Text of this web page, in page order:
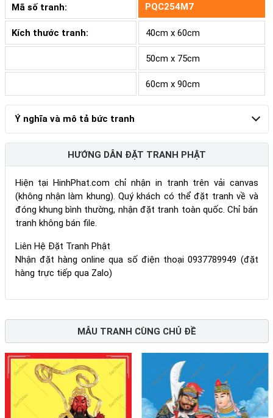
Mã số tranh: PQC254M7
Kích thước tranh: 40cm x 60cm
50cm x 75cm
60cm x 90cm
Ý nghĩa và mô tả bức tranh
HƯỚNG DẪN ĐẶT TRANH PHẬT
Hiện tại HinhPhat.com chỉ nhận in tranh trên vải canvas
(không nhận làm khung). Quý khách có thể đặt tranh về và
đóng khung bình thường, nhận đặt tranh toàn quốc. Chỉ bán
tranh không bán file.
Liên Hệ Đặt Tranh Phật
Nhận đặt hàng online qua số điện thoại 0937789949 (đặt
hàng trực tiếp qua Zalo)
MẪU TRANH CÙNG CHỦ ĐỀ